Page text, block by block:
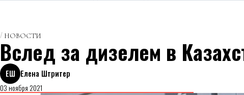
НОВОСТИ
Вслед за дизелем в
ЕШ Елена Штритер
03 ноября 2021